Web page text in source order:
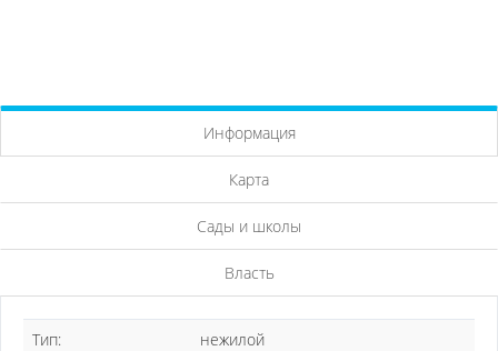
Информация
Карта
Сады и школы
Власть
Тип:
нежилой